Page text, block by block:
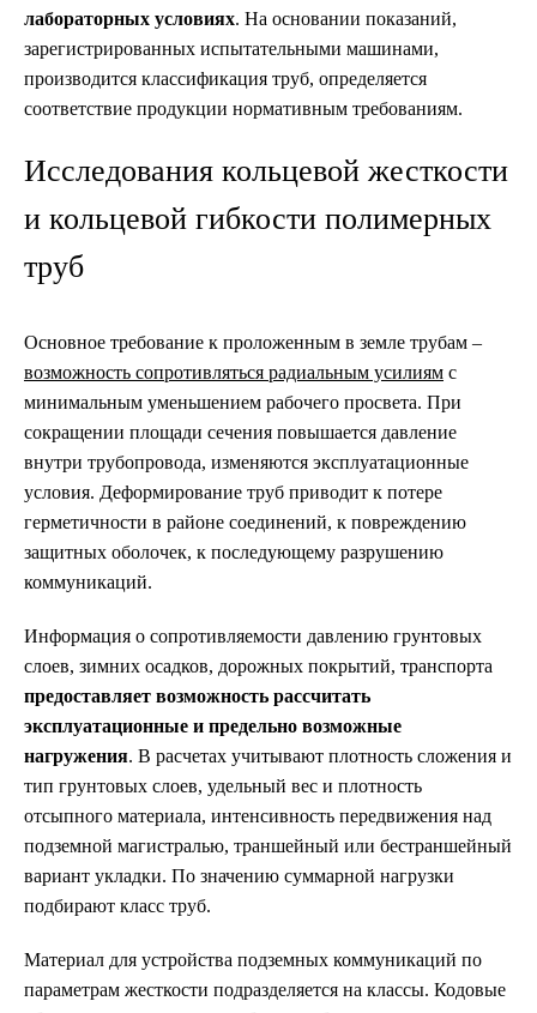
лабораторных условиях. На основании показаний,
зарегистрированных испытательными машинами,
производится классификация труб, определяется
соответствие продукции нормативным требованиям.
Исследования кольцевой жесткости
и кольцевой гибкости полимерных
труб
Основное требование к проложенным в земле трубам –
возможность сопротивляться радиальным усилиям с
минимальным уменьшением рабочего просвета. При
сокращении площади сечения повышается давление
внутри трубопровода, изменяются эксплуатационные
условия. Деформирование труб приводит к потере
герметичности в районе соединений, к повреждению
защитных оболочек, к последующему разрушению
коммуникаций.
Информация о сопротивляемости давлению грунтовых
слоев, зимних осадков, дорожных покрытий, транспорта
предоставляет возможность рассчитать
эксплуатационные и предельно возможные
нагружения. В расчетах учитывают плотность сложения и
тип грунтовых слоев, удельный вес и плотность
отсыпного материала, интенсивность передвижения над
подземной магистралью, траншейный или бестраншейный
вариант укладки. По значению суммарной нагрузки
подбирают класс труб.
Материал для устройства подземных коммуникаций по
параметрам жесткости подразделяется на классы. Кодовые